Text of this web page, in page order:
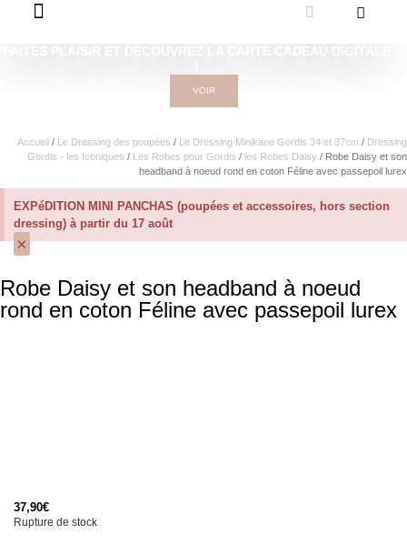
VOIR
Accueil / Le Dressing des poupées / Le Dressing Minikane Gordis 34 et 37cm​ / Dressing
Gordis - les Iconiques / Les Robes pour Gordis / les Robes Daisy / Robe Daisy et son
headband à noeud rond en coton Féline avec passepoil lurex
EXPéDITION MINI PANCHAS (poupées et accessoires, hors section
dressing) à partir du 17 août
×
Robe Daisy et son headband à noeud
rond en coton Féline avec passepoil lurex
37,90€
Rupture de stock